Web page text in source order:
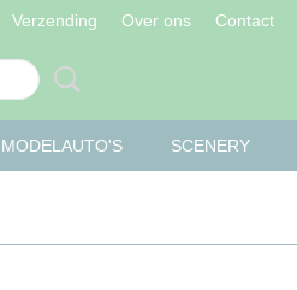
Verzending Over ons Contact
MODELAUTO'S SCENERY